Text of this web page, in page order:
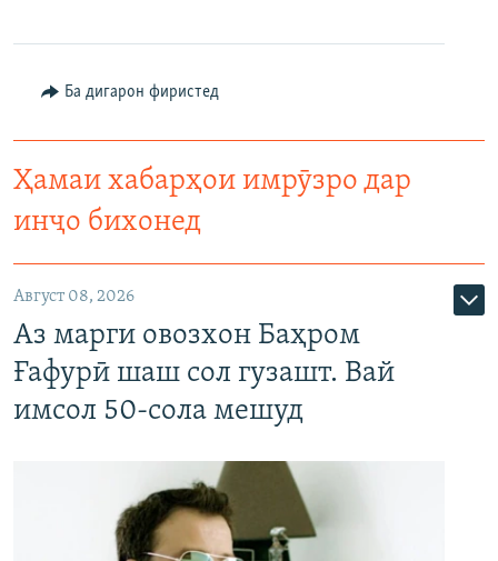
Ба дигарон фиристед
Ҳамаи хабарҳои имрӯзро дар
инҷо бихонед
Август 08, 2026
Аз марги овозхон Баҳром
Ғафурӣ шаш сол гузашт. Вай
имсол 50-сола мешуд